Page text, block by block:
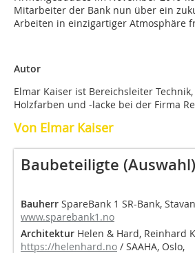
Mitarbeiter der Bank nun über ein
Arbeiten in einzigartiger Atmosphäre
Autor
Elmar Kaiser ist Bereichsleiter
Holzfarben und -lacke bei der Firma
Von Elmar Kaiser
Baubeteiligte (Auswahl)
Bauherr SpareBank 1 SR-Bank,
www.sparebank1.no
Architektur Helen & Hard, Reinhard
https://helenhard.no / SAAHA, Oslo,